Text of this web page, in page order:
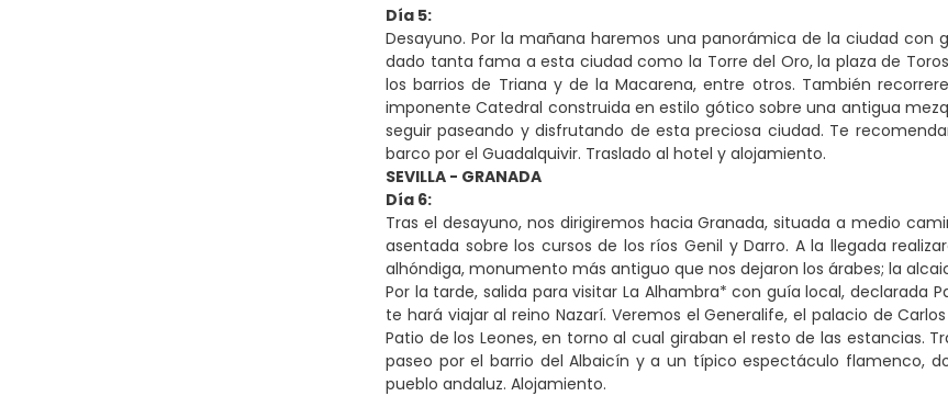
Día 5:
Desayuno. Por la mañana haremos una panorámica de la ciudad
dado tanta fama a esta ciudad como la Torre del Oro, la plaza de
los barrios de Triana y de la Macarena, entre otros. También
imponente Catedral construida en estilo gótico sobre una antigua
seguir paseando y disfrutando de esta preciosa ciudad. Te
barco por el Guadalquivir. Traslado al hotel y alojamiento.
SEVILLA - GRANADA
Día 6:
Tras el desayuno, nos dirigiremos hacia Granada, situada a medio
asentada sobre los cursos de los ríos Genil y Darro. A la llegada
alhóndiga, monumento más antiguo que nos dejaron los árabes; la
Por la tarde, salida para visitar La Alhambra* con guía local, declarada
te hará viajar al reino Nazarí. Veremos el Generalife, el palacio de
Patio de los Leones, en torno al cual giraban el resto de las estancias.
paseo por el barrio del Albaicín y a un típico espectáculo flamenco,
pueblo andaluz. Alojamiento.